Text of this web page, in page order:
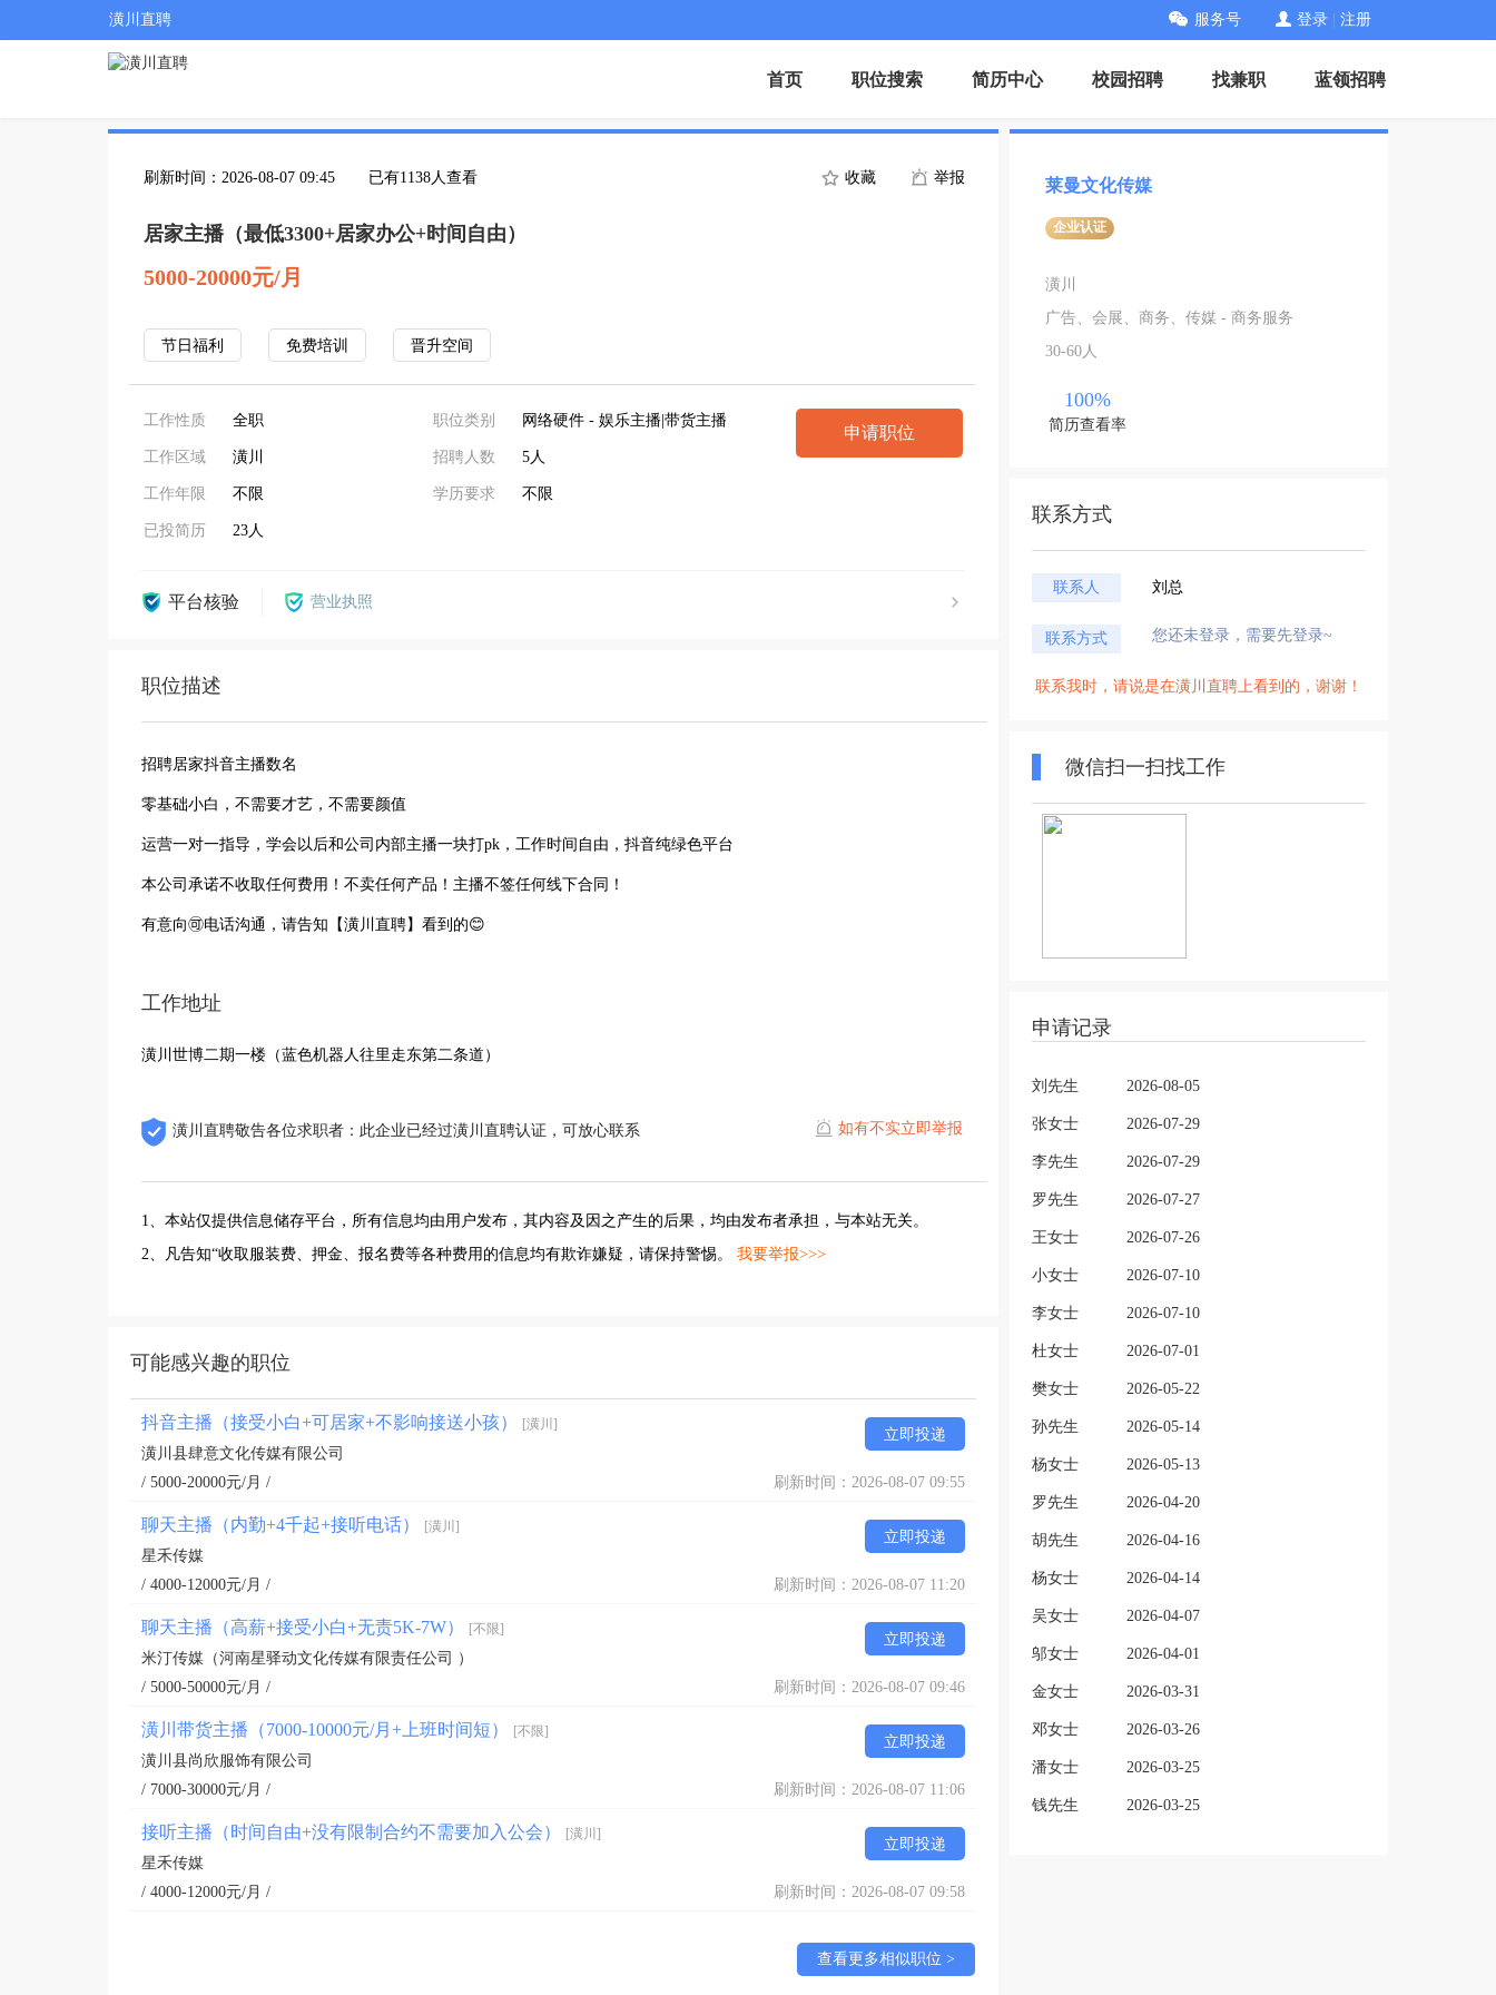
潢川直聘 服务号 登录 注册
首页 职位搜索 简历中心 校园招聘 找兼职 蓝领招聘
刷新时间：2026-08-07 09:45 已有1138人查看 收藏 举报
居家主播（最低3300+居家办公+时间自由）
5000-20000元/月
节日福利 免费培训 晋升空间
工作性质 全职
工作区域 潢川
工作年限 不限
已投简历 23人
职位类别 网络硬件 - 娱乐主播|带货主播
招聘人数 5人
学历要求 不限
申请职位
平台核验 营业执照
职位描述
招聘居家抖音主播数名
零基础小白，不需要才艺，不需要颜值
运营一对一指导，学会以后和公司内部主播一块打pk，工作时间自由，抖音纯绿色平台
本公司承诺不收取任何费用！不卖任何产品！主播不签任何线下合同！
有意向🉑电话沟通，请告知【潢川直聘】看到的😊
工作地址
潢川世博二期一楼（蓝色机器人往里走东第二条道）
潢川直聘敬告各位求职者：此企业已经过潢川直聘认证，可放心联系 如有不实立即举报
1、本站仅提供信息储存平台，所有信息均由用户发布，其内容及因之产生的后果，均由发布者承担，与本站无关。
2、凡告知“收取服装费、押金、报名费等各种费用的信息均有欺诈嫌疑，请保持警惕。 我要举报>>>
可能感兴趣的职位
抖音主播（接受小白+可居家+不影响接送小孩） [潢川]
立即投递
潢川县肆意文化传媒有限公司
/ 5000-20000元/月 /
刷新时间：2026-08-07 09:55
聊天主播（内勤+4千起+接听电话） [潢川]
立即投递
星禾传媒
/ 4000-12000元/月 /
刷新时间：2026-08-07 11:20
聊天主播（高薪+接受小白+无责5K-7W） [不限]
立即投递
米汀传媒（河南星驿动文化传媒有限责任公司 ）
/ 5000-50000元/月 /
刷新时间：2026-08-07 09:46
潢川带货主播（7000-10000元/月+上班时间短） [不限]
立即投递
潢川县尚欣服饰有限公司
/ 7000-30000元/月 /
刷新时间：2026-08-07 11:06
接听主播（时间自由+没有限制合约不需要加入公会） [潢川]
立即投递
星禾传媒
/ 4000-12000元/月 /
刷新时间：2026-08-07 09:58
查看更多相似职位 >
莱曼文化传媒
企业认证
潢川
广告、会展、商务、传媒 - 商务服务
30-60人
100%
简历查看率
联系方式
联系人 刘总
联系方式 您还未登录，需要先登录~
联系我时，请说是在潢川直聘上看到的，谢谢！
微信扫一扫找工作
申请记录
刘先生 2026-08-05
张女士 2026-07-29
李先生 2026-07-29
罗先生 2026-07-27
王女士 2026-07-26
小女士 2026-07-10
李女士 2026-07-10
杜女士 2026-07-01
樊女士 2026-05-22
孙先生 2026-05-14
杨女士 2026-05-13
罗先生 2026-04-20
胡先生 2026-04-16
杨女士 2026-04-14
吴女士 2026-04-07
邬女士 2026-04-01
金女士 2026-03-31
邓女士 2026-03-26
潘女士 2026-03-25
钱先生 2026-03-25